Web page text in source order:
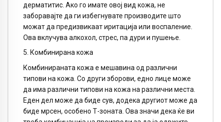
дерматитис. Ако го имате овој вид кожа, не
заборавајте да ги избегнувате производите што
можат да предизвикаат иритација или воспаление.
Ова вклучува алкохол, стрес, па дури и пушење.
5. Комбинирана кожа
Комбинираната кожа е мешавина од различни
типови на кожа. Со други зборови, едно лице може
да има различни типови на кожа на различни места.
Еден дел може да биде сув, додека другиот може да
биде мрсен, особено Т-зоната. Ова значи дека ќе ви